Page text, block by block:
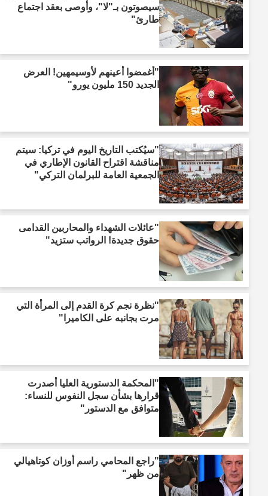
سيصوتون بـ"لا"، وأوصى بعقد اجتماع
طارئ"
"أغمضوا أعينهم لأوسيمهين! العرض
الجديد 150 مليون يورو"
"سيُكتب التاريخ اليوم في تركيا: سيتم
مناقشة اقتراح القانون الإطاري في
الجمعية العامة للبرلمان التركي"
"عائلات الشهداء والمحاربين القدامى
حقوق جديدة! الرواتب ستزيد"
"نظرة نجم كرة القدم إلى المرأة التي
مرت بجانبه على الكاميرا"
"المحكمة الدستورية العليا أصدرت
قرارها بشأن سجل النفوس للنساء:
متوافق مع الدستور"
"راجع المحامي راسم أوزان كوتاهيالي
من ظهر"